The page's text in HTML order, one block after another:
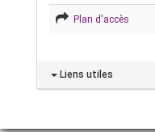
Plan d'accès
Liens utiles